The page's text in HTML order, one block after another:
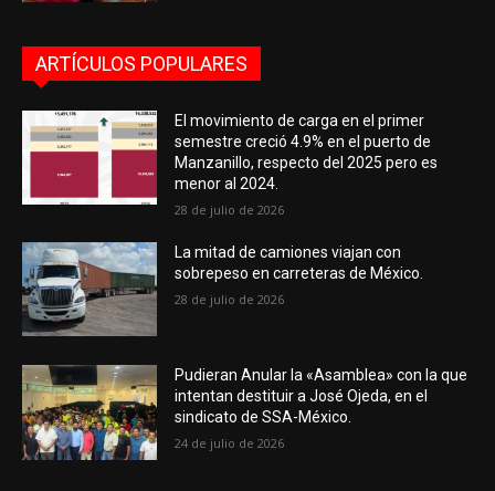
ARTÍCULOS POPULARES
El movimiento de carga en el primer
semestre creció 4.9% en el puerto de
Manzanillo, respecto del 2025 pero es
menor al 2024.
28 de julio de 2026
La mitad de camiones viajan con
sobrepeso en carreteras de México.
28 de julio de 2026
Pudieran Anular la «Asamblea» con la que
intentan destituir a José Ojeda, en el
sindicato de SSA-México.
24 de julio de 2026